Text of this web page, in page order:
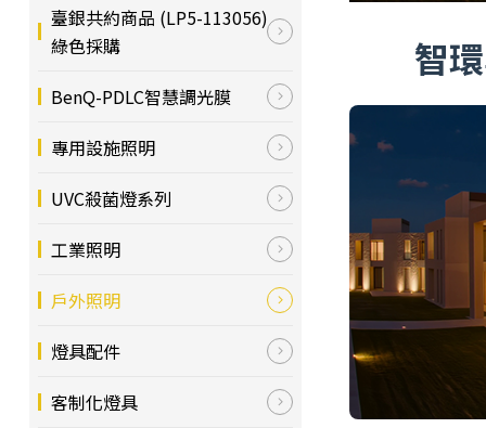
臺銀共約商品 (LP5-113056)
綠色採購
BenQ-PDLC智慧調光膜
專用設施照明
UVC殺菌燈系列
工業照明
戶外照明
燈具配件
客制化燈具
智